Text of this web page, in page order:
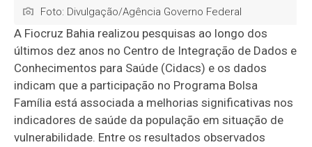
Foto: Divulgação/Agência Governo Federal
A Fiocruz Bahia realizou pesquisas ao longo dos
últimos dez anos no Centro de Integração de Dados e
Conhecimentos para Saúde (Cidacs) e os dados
indicam que a participação no Programa Bolsa
Família está associada a melhorias significativas nos
indicadores de saúde da população em situação de
vulnerabilidade. Entre os resultados observados